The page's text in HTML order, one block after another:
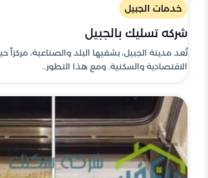
خدمات الجبيل
شركه تسليك بالجبيل
تُعد مدينة الجبيل، بشقيها البلد والصناعية، مركزاً
الاقتصادية والسكنية. ومع هذا التطور..